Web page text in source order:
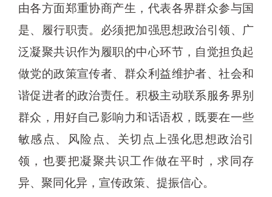
由各方面郑重协商产生，代表各界群众参与国
是、履行职责。必须把加强思想政治引领、广
泛凝聚共识作为履职的中心环节，自觉担负起
做党的政策宣传者、群众利益维护者、社会和
谐促进者的政治责任。积极主动联系服务界别
群众，用好自己影响力和话语权，既要在一些
敏感点、风险点、关切点上强化思想政治引
领，也要把凝聚共识工作做在平时，求同存
异、聚同化异，宣传政策、提振信心。